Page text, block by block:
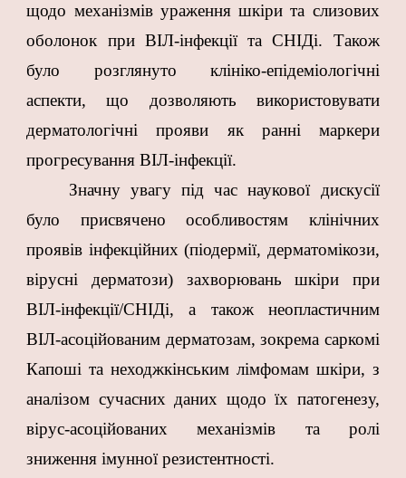
щодо механізмів ураження шкіри та слизових
оболонок при ВІЛ-інфекції та СНІДі. Також
було розглянуто клініко-епідеміологічні
аспекти, що дозволяють використовувати
дерматологічні прояви як ранні маркери
прогресування ВІЛ-інфекції.
Значну увагу під час наукової дискусії
було присвячено особливостям клінічних
проявів інфекційних (піодермії, дерматомікози,
вірусні дерматози) захворювань шкіри при
ВІЛ-інфекції/СНІДі, а також неопластичним
ВІЛ-асоційованим дерматозам, зокрема саркомі
Капоші та неходжкінським лімфомам шкіри, з
аналізом сучасних даних щодо їх патогенезу,
вірус-асоційованих механізмів та ролі
зниження імунної резистентності.